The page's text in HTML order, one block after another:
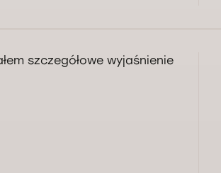
szczegółowe wyjaśnienie